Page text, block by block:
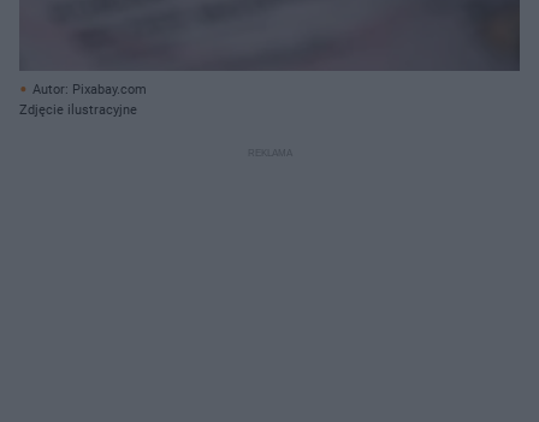
Autor: Pixabay.com
Zdjęcie ilustracyjne